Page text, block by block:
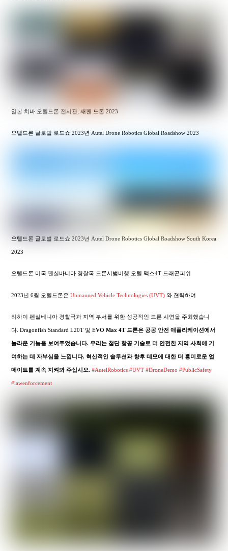
일본 치바 오텔드론 전시관, 재팬 드론 2023
오텔드론 글로벌 로드쇼 2023년 Autel Drone Robotics Global Roadshow 2023
오텔드론 글로벌 로드쇼 2023년 Autel Drone Robotics Global Roadshow South Korea
2023
오텔드론 미국 펜실바니아 경찰국 드론시범비행 오텔 맥스4T 드래곤피쉬
2023년 6월 오텔드론은Unmanned Vehicle Technologies (UVT) 와 협력하여
리하이 펜실베니아 경찰국과 지역 부서를 위한 성공적인 드론 시연을 주최했습니
다. Dragonfish Standard L20T 및 EVO Max 4T 드론은 공공 안전 애플리케이션에서
놀라운 기능을 보여주었습니다. 우리는 첨단 항공 기술로 더 안전한 지역 사회에 기
여하는 데 자부심을 느낍니다. 혁신적인 솔루션과 향후 데모에 대한 더 흥미로운 업
데이트를 계속 지켜봐 주십시오.#AutelRobotics #UVT #DroneDemo #PublicSafety
#lawenforcement